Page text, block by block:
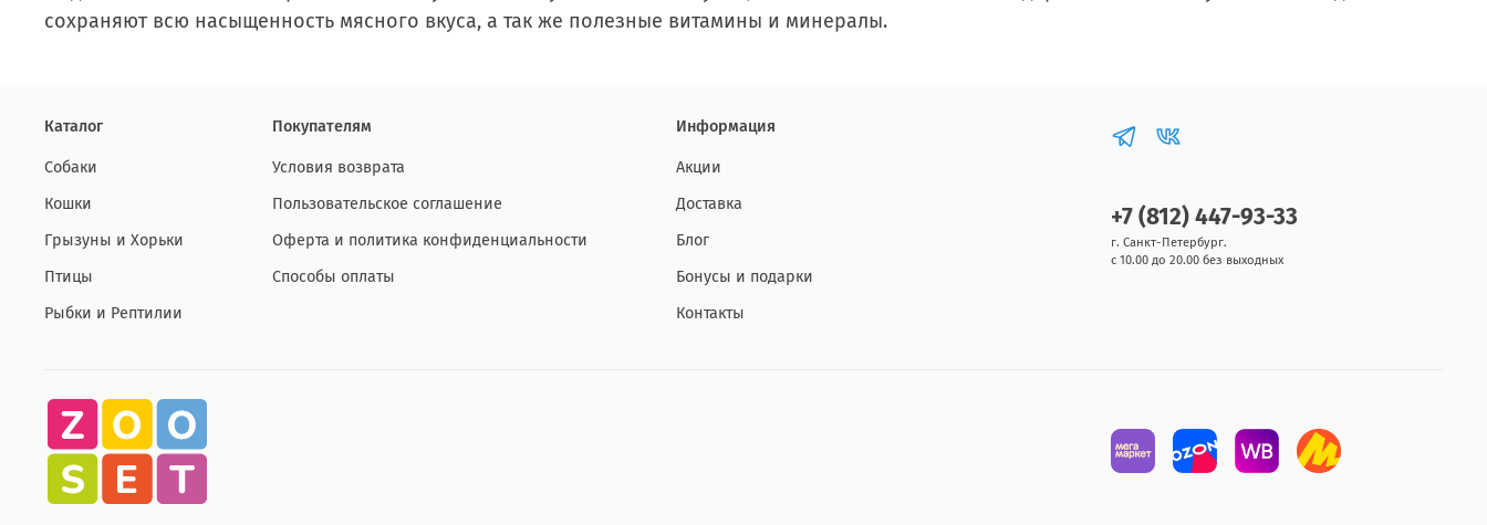
сохраняют всю насыщенность мясного вкуса, а так же полезные витамины и минералы.
Каталог
Собаки
Кошки
Грызуны и Хорьки
Птицы
Рыбки и Рептилии
Покупателям
Условия возврата
Пользовательское соглашение
Оферта и политика конфиденциальности
Способы оплаты
Информация
Акции
Доставка
Блог
Бонусы и подарки
Контакты
+7 (812) 447-93-33
г. Санкт-Петербург.
с 10.00 до 20.00 без выходных